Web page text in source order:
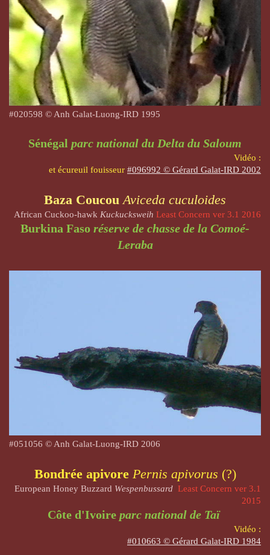
#020598 © Anh Galat-Luong-IRD 1995
Sénégal parc national du Delta du Saloum
Vidéo :
et écureuil fouisseur #096992 © Gérard Galat-IRD 2002
Baza Coucou Aviceda cuculoides
African Cuckoo-hawk Kuckucksweih Least Concern ver 3.1 2016
Burkina Faso réserve de chasse de la Comoé-
Leraba
#051056 © Anh Galat-Luong-IRD 2006
Bondrée apivore Pernis apivorus (?)
European Honey Buzzard Wespenbussard Least Concern ver 3.1
2015
Côte d'Ivoire parc national de Taï
Vidéo :
#010663 © Gérard Galat-IRD 1984